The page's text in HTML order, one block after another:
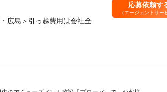
広島＞引っ越費用は会社全
応募依頼す
（エージェントサー